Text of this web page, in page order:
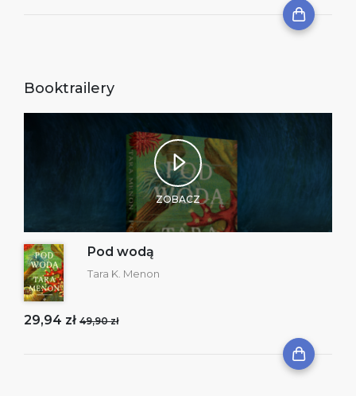
Booktrailery
ZOBACZ
Pod wodą
Tara K. Menon
29,94 zł 49,90 zł